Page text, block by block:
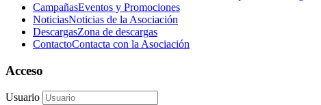
CampañasEventos y Promociones
NoticiasNoticias de la Asociación
DescargasZona de descargas
ContactoContacta con la Asociación
Acceso
Usuario